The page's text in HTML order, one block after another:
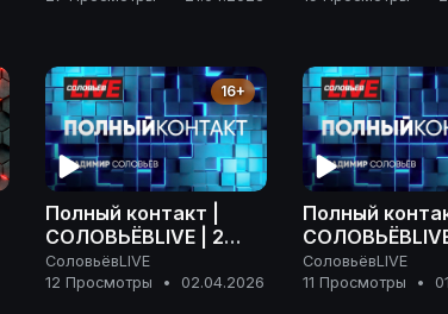
16+
Полный контакт |
СОЛОВЬЁВLIVE | 2
апреля 2026 года
СоловьёвLIVE
12 Просмотры
• 02.04.2026
Полный
марта 2026
СоловьёвLIVE
11 Просмотры
•